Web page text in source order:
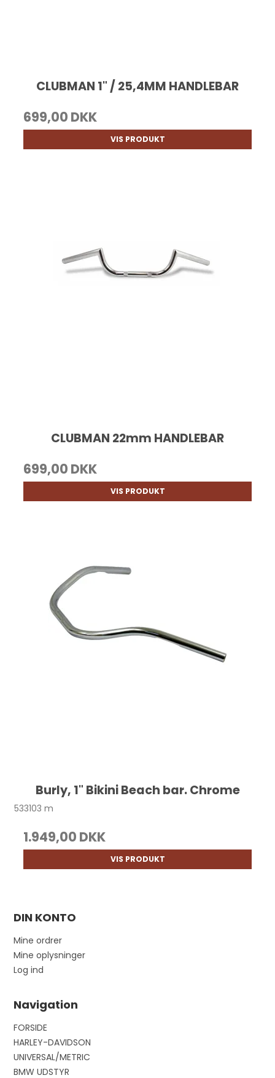
CLUBMAN 1" / 25,4MM HANDLEBAR
699,00 DKK
VIS PRODUKT
CLUBMAN 22mm HANDLEBAR
699,00 DKK
VIS PRODUKT
Burly, 1" Bikini Beach bar. Chrome
533103 m
1.949,00 DKK
VIS PRODUKT
DIN KONTO
Mine ordrer
Mine oplysninger
Log ind
Navigation
FORSIDE
HARLEY-DAVIDSON
UNIVERSAL/METRIC
BMW UDSTYR